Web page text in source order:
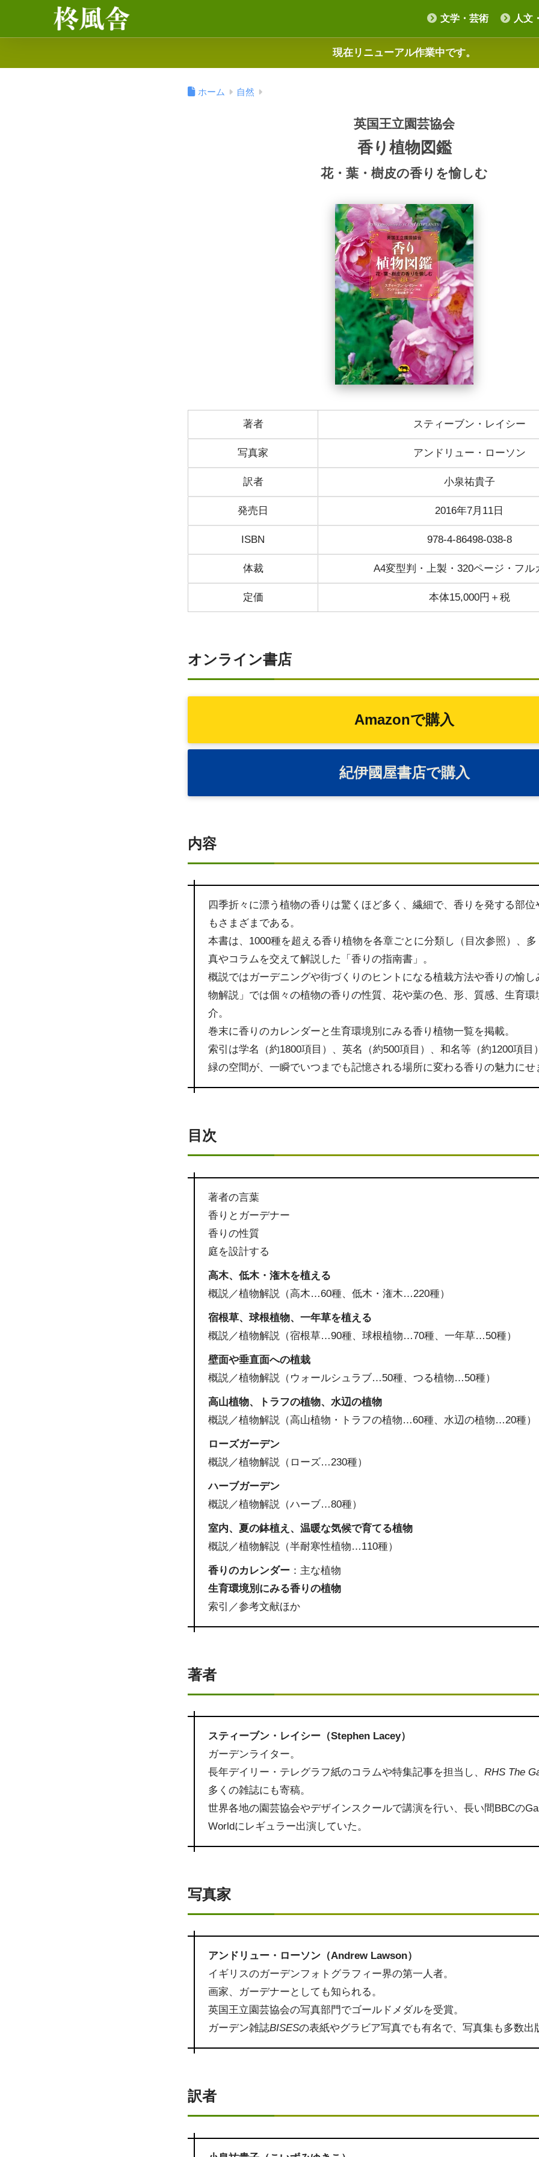
文学・芸術 人文
現在リニューアル作業中です。
ホーム 自然
英国王立園芸協会
香り植物図鑑
花・葉・樹皮の香りを愉しむ
著者 スティーブン・レイシー
写真家 アンドリュー・ローソン
訳者 小泉祐貴子
発売日 2016年7月11日
ISBN 978-4-86498-038-8
体裁 A4変型判・上製・320ページ・フル
定価 本体15,000円＋税
オンライン書店
Amazonで購入
紀伊國屋書店で購入
内容
四季折々に漂う植物の香りは驚くほど多く、繊細で、香りを発する部
もさまざまである。
本書は、1000種を超える香り植物を各章ごとに分類し（目次参照）、
真やコラムを交えて解説した「香りの指南書」。
概説ではガーデニングや街づくりのヒントになる植栽方法や香りの愉し
物解説」では個々の植物の香りの性質、花や葉の色、形、質感、生育環
介。
巻末に香りのカレンダーと生育環境別にみる香り植物一覧を掲載。
索引は学名（約1800項目）、英名（約500項目）、和名等（約1200項目
緑の空間が、一瞬でいつまでも記憶される場所に変わる香りの魅力にせ
目次
著者の言葉
香りとガーデナー
香りの性質
庭を設計する
高木、低木・潅木を植える
概説／植物解説（高木…60種、低木・潅木…220種）
宿根草、球根植物、一年草を植える
概説／植物解説（宿根草…90種、球根植物…70種、一年草…50種）
壁面や垂直面への植栽
概説／植物解説（ウォールシュラブ…50種、つる植物…50種）
高山植物、トラフの植物、水辺の植物
概説／植物解説（高山植物・トラフの植物…60種、水辺の植物…20種）
ローズガーデン
概説／植物解説（ローズ…230種）
ハーブガーデン
概説／植物解説（ハーブ…80種）
室内、夏の鉢植え、温暖な気候で育てる植物
概説／植物解説（半耐寒性植物…110種）
香りのカレンダー ：主な植物
生育環境別にみる香りの植物
索引／参考文献ほか
著者
スティーブン・レイシー（Stephen Lacey）
ガーデンライター。
長年デイリー・テレグラフ紙のコラムや特集記事を担当し、RHS The
多くの雑誌にも寄稿。
世界各地の園芸協会やデザインスクールで講演を行い、長い間BBCの
Worldにレギュラー出演していた。
写真家
アンドリュー・ローソン（Andrew Lawson）
イギリスのガーデンフォトグラフィー界の第一人者。
画家、ガーデナーとしても知られる。
英国王立園芸協会の写真部門でゴールドメダルを受賞。
ガーデン雑誌BISESの表紙やグラビア写真でも有名で、写真集も多数出
訳者